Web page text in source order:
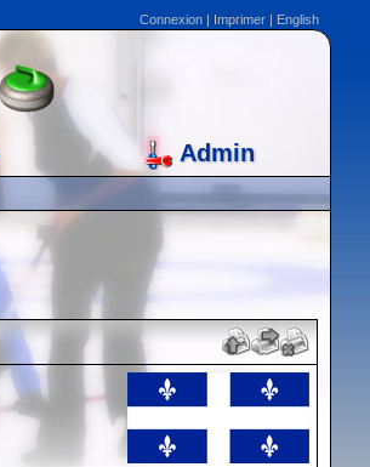
Connexion | Imprimer | English
Admin